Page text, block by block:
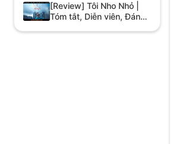
[Review] Tôi Nho Nhỏ |
Tóm tắt, Diễn viên, Đánh